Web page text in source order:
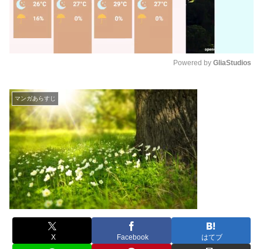
Powered by GliaStudios
マンガあらすじ
X Facebook はてブ